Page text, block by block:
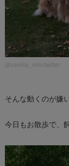
@vanilla_milo/twitter
そんな動くのが嫌
今日もお散歩で、